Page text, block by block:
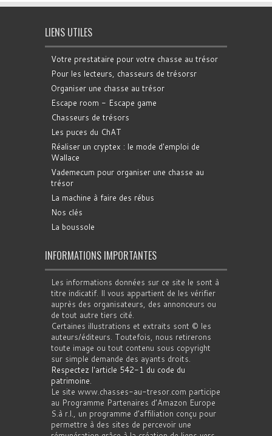
LIENS UTILES
Votre prestataire pour votre chasse au trésor
Pour les lecteurs, chasseurs de trésorsr
Organiser une chasse au trésor
Escape room - Escape game
Chasseurs de trésors
Les puces du ChAT
Réaliser un cryptex : le mode d'emploi de
Wallace
Vademecum pour organiser une chasse au
trésor
La machine à faire des rébus
Nos clés
La boussole
INFORMATIONS IMPORTANTES
Les informations données sur ce site le sont à
titre indicatif. Il vous appartient de les vérifier
auprès des organisateurs, des annonceurs ou
de tout autre tiers cité.
Certaines illustrations et extraits sont © les
auteurs/éditeurs. Toutefois, nous retirerons
toute image ou tout contenu sous copyright
sur simple demande des ayants droits.
Respectez l'article 542-1 du code du
patrimoine.
Le site www.chasses-au-tresor.com participe
au Programme Partenaires d’Amazon Europe
S.à r.l., un programme d’affiliation conçu pour
permettre à des sites de percevoir une